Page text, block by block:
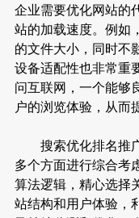
企业需要优化网站的
站的加载速度。例如
的文件大小，同时不
设备适配性也非常重
问互联网，一个能够
户的浏览体验，从而
搜索优化排名推广
多个方面进行综合考
算法逻辑，精心选择
站结构和用户体验，